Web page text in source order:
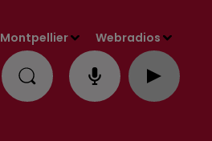
Montpellier Webradios